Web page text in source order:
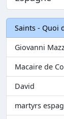
Saints - Quoi
Giovanni
Macaire de
David
martyrs